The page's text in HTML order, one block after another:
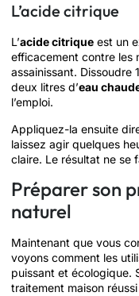
L’acide citrique
L’acide citrique est un
efficacement contre les
assainissant. Dissoudre
deux litres d’eau
l’emploi.
Appliquez-la ensuite
laissez agir quelques
claire. Le résultat ne se
Préparer son
naturel
Maintenant que vous
voyons comment les
puissant et écologique.
traitement maison réussi